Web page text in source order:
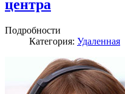
центра
Подробности
Категория: Удаленная